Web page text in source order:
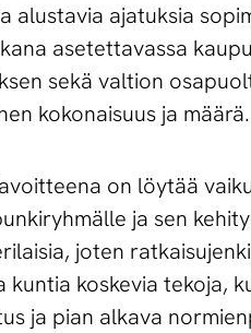
alustavia ajatuksia
asetettavassa
sekä valtion
kokonaisuus ja määrä.
on löytää
ja sen
joten
koskevia tekoja,
ja pian alkava